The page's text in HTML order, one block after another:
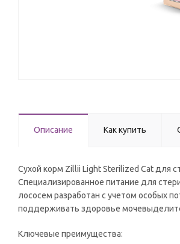
Описание Как купить
Сухой корм Zillii Light Sterilized Cat для
Специализированное питание для
лососем разработан с учетом особых
поддерживать здоровье
Ключевые преимущества: